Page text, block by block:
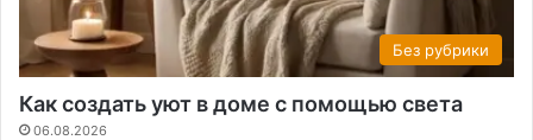
Без рубрики
Как создать уют в доме с помощью света
06.08.2026